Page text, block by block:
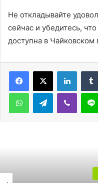
Не откладывайте
сейчас и убедитесь,
доступна в Чайковском
WhatsAppTelegramViber